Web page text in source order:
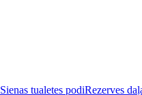
Sienas tualetes podiRezerves